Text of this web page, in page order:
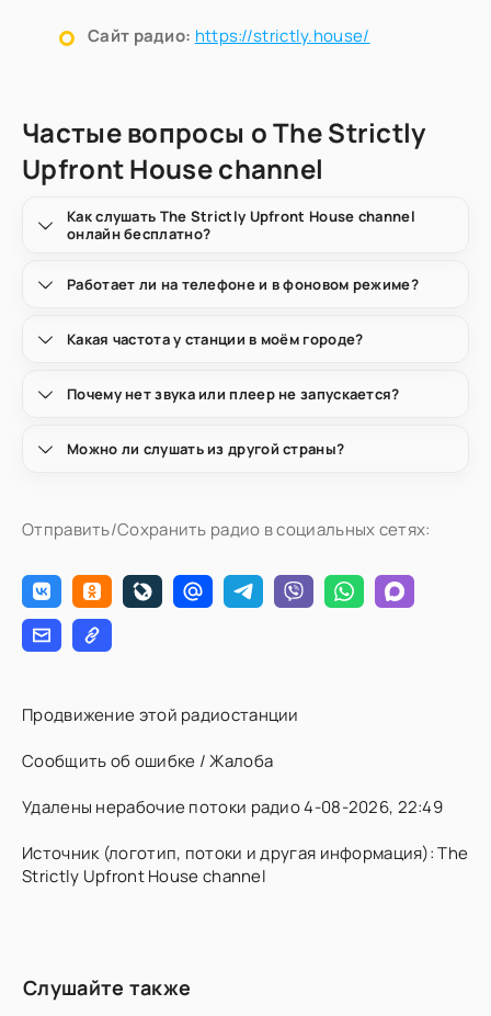
Сайт радио: https://strictly.house/
Частые вопросы о The Strictly
Upfront House channel
Как слушать The Strictly Upfront House channel
онлайн бесплатно?
Работает ли на телефоне и в фоновом режиме?
Какая частота у станции в моём городе?
Почему нет звука или плеер не запускается?
Можно ли слушать из другой страны?
Отправить/Сохранить радио в социальных сетях:
Продвижение этой радиостанции
Сообщить об ошибке / Жалоба
Удалены нерабочие потоки радио 4-08-2026, 22:49
Источник (логотип, потоки и другая информация): The
Strictly Upfront House channel
Слушайте также